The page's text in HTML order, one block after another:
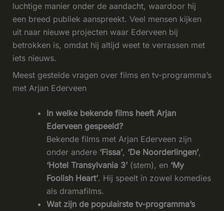
luchtige manier onder de aandacht, waardoor hij
een breed publiek aanspreekt. Veel mensen kijken
uit naar nieuwe projecten waar Ederveen bij
betrokken is, omdat hij altijd weet te verrassen met
iets nieuws.
Meest gestelde vragen over films en tv-programma’s
met Arjan Ederveen
In welke bekende films heeft Arjan
Ederveen gespeeld?
Bekende films met Arjan Ederveen zijn
onder andere ‘Fissa’, ‘De Noorderlingen’,
‘Hotel Transylvania 3’(stem), en ‘My
Foolish Heart’. Hij speelt in zowel komedies
als dramafilms.
Wat zijn de populairste tv-programma’s